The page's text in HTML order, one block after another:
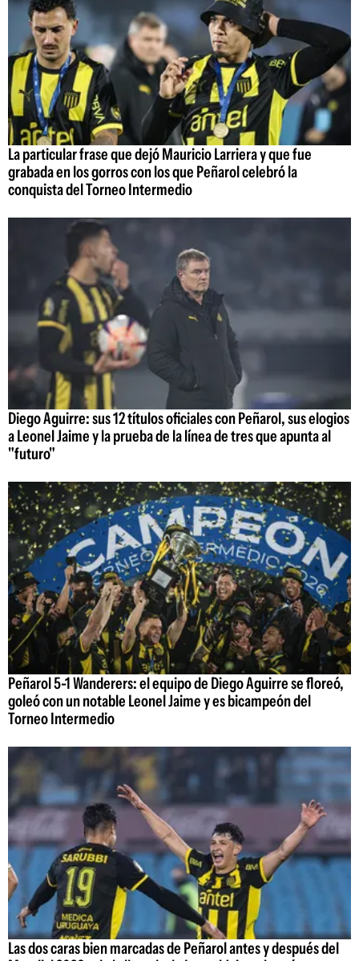
La particular frase que dejó Mauricio Larriera y que fue
grabada en los gorros con los que Peñarol celebró la
conquista del Torneo Intermedio
Diego Aguirre: sus 12 títulos oficiales con Peñarol, sus elogios
a Leonel Jaime y la prueba de la línea de tres que apunta al
"futuro"
Peñarol 5-1 Wanderers: el equipo de Diego Aguirre se floreó,
goleó con un notable Leonel Jaime y es bicampeón del
Torneo Intermedio
Las dos caras bien marcadas de Peñarol antes y después del